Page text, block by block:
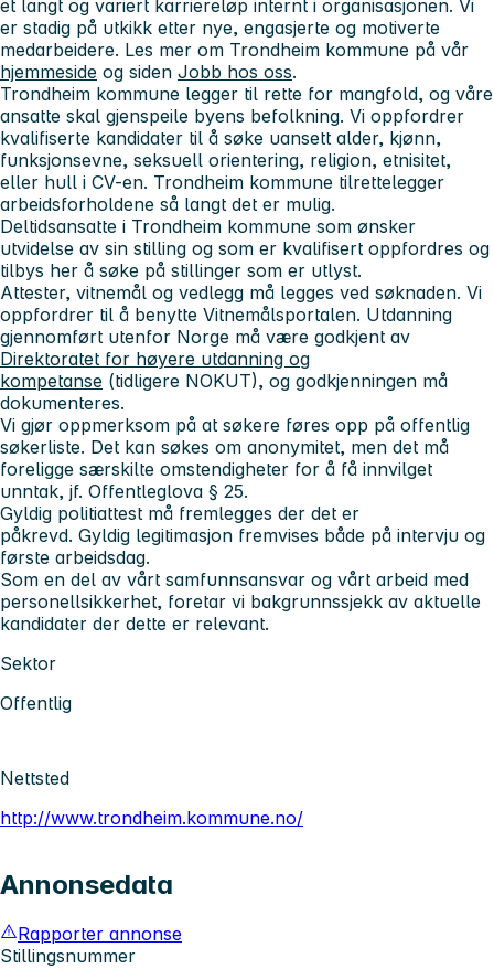
et langt og variert karriereløp internt i organisasjonen. Vi
er stadig på utkikk etter nye, engasjerte og motiverte
medarbeidere. Les mer om Trondheim kommune på vår
hjemmeside og siden Jobb hos oss.
Trondheim kommune legger til rette for mangfold, og våre
ansatte skal gjenspeile byens befolkning. Vi oppfordrer
kvalifiserte kandidater til å søke uansett alder, kjønn,
funksjonsevne, seksuell orientering, religion, etnisitet,
eller hull i CV-en. Trondheim kommune tilrettelegger
arbeidsforholdene så langt det er mulig.
Deltidsansatte i Trondheim kommune som ønsker
utvidelse av sin stilling og som er kvalifisert oppfordres og
tilbys her å søke på stillinger som er utlyst.
Attester, vitnemål og vedlegg må legges ved søknaden. Vi
oppfordrer til å benytte Vitnemålsportalen. Utdanning
gjennomført utenfor Norge må være godkjent av
Direktoratet for høyere utdanning og
kompetanse (tidligere NOKUT), og godkjenningen må
dokumenteres.
Vi gjør oppmerksom på at søkere føres opp på offentlig
søkerliste. Det kan søkes om anonymitet, men det må
foreligge særskilte omstendigheter for å få innvilget
unntak, jf. Offentleglova § 25.
Gyldig politiattest må fremlegges der det er
påkrevd. Gyldig legitimasjon fremvises både på intervju og
første arbeidsdag.
Som en del av vårt samfunnsansvar og vårt arbeid med
personellsikkerhet, foretar vi bakgrunnssjekk av aktuelle
kandidater der dette er relevant.
Sektor
Offentlig
Nettsted
http://www.trondheim.kommune.no/
Annonsedata
Rapporter annonse
Stillingsnummer